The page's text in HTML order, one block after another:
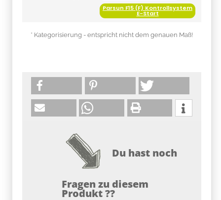
Parsun F15 (F) Kontrollsystem
E-Start
* Kategorisierung - entspricht nicht dem genauen Maß!
Du hast noch
Fragen zu diesem
Produkt ??